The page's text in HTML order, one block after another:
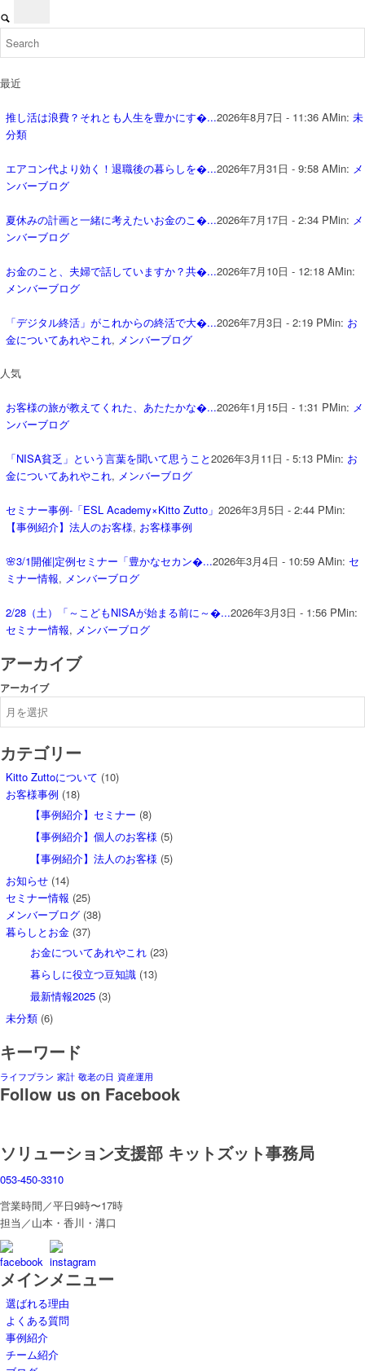
最近
推し活は浪費？それとも人生を豊かにす�...2026年8月7日 - 11:36 AMin: 未
分類
エアコン代より効く！退職後の暮らしを�...2026年7月31日 - 9:58 AMin: メ
ンバーブログ
夏休みの計画と一緒に考えたいお金のこ�...2026年7月17日 - 2:34 PMin: メ
ンバーブログ
お金のこと、夫婦で話していますか？共�...2026年7月10日 - 12:18 AMin:
メンバーブログ
「デジタル終活」がこれからの終活で大�...2026年7月3日 - 2:19 PMin: お
金についてあれやこれ, メンバーブログ
人気
お客様の旅が教えてくれた、あたたかな�...2026年1月15日 - 1:31 PMin: メ
ンバーブログ
「NISA貧乏」という言葉を聞いて思うこと2026年3月11日 - 5:13 PMin: お
金についてあれやこれ, メンバーブログ
セミナー事例-「ESL Academy×Kitto Zutto」 2026年3月5日 - 2:44 PMin:
【事例紹介】法人のお客様, お客様事例
🌸3/1開催|定例セミナー「豊かなセカン�...2026年3月4日 - 10:59 AMin: セ
ミナー情報, メンバーブログ
2/28（土）「～こどもNISAが始まる前に～�...2026年3月3日 - 1:56 PMin:
セミナー情報, メンバーブログ
アーカイブ
アーカイブ
カテゴリー
Kitto Zuttoについて (10)
お客様事例 (18)
【事例紹介】セミナー (8)
【事例紹介】個人のお客様 (5)
【事例紹介】法人のお客様 (5)
お知らせ (14)
セミナー情報 (25)
メンバーブログ (38)
暮らしとお金 (37)
お金についてあれやこれ (23)
暮らしに役立つ豆知識 (13)
最新情報2025 (3)
未分類 (6)
キーワード
ライフプラン 家計 敬老の日 資産運用
Follow us on Facebook
ソリューション支援部 キットズット事務局
053-450-3310
営業時間／平日9時〜17時
担当／山本・香川・溝口
メインメニュー
選ばれる理由
よくある質問
事例紹介
チーム紹介